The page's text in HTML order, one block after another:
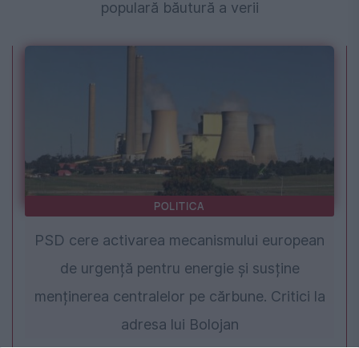
populară băutură a verii
POLITICA
PSD cere activarea mecanismului european
de urgență pentru energie și susține
menținerea centralelor pe cărbune. Critici la
adresa lui Bolojan